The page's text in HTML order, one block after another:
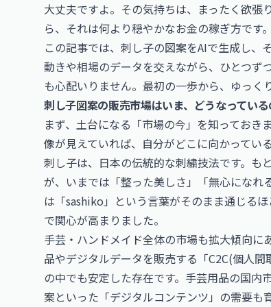
大丈夫ですよ。その気持ちは、まったく欲
ら、それは何より穏やかなお金の稼ぎ方です。
この記事では、刺し子の図案をAIで生成し
動きや相場のデータを交えながら、ひとつず
も心配いりません。最初の一歩から、ゆっく
刺し子図案の販売市場はいま、どうなってい
まず、土台になる「市場の今」を知ってお
像が見えていれば、自分がどこに向かってい
刺し子は、日本の伝統的な刺繍技法です。も
が、いまでは「整った美しさ」「無心になれ
は「sashiko」という言葉がそのまま通じる
で関心が高まりました。
手芸・ハンドメイド全体の市場も拡大傾向
品やデジタルデータを販売する「C2C(個人
の中でも安定した存在です。手芸用品の国内
案といった「デジタルコンテンツ」の需要も